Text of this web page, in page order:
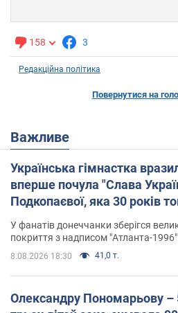
158 3
Редакційна політика
Повернутися на
Важливе
Українська гімнастка
вперше почула "Слава
Подкопаєвої, яка 30 років
Олімпіади
У фанатів донеччанки зберігся
покриття з надписом "Атланта-1996"
8.08.2026 18:30 41,0 т.
Олександру Пономарьову –